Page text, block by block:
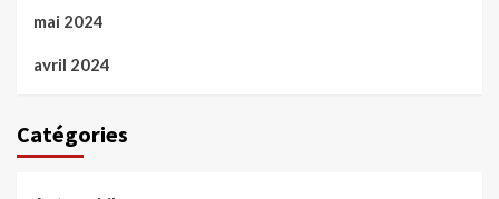
mai 2024
avril 2024
Catégories